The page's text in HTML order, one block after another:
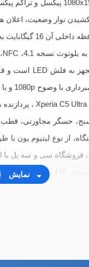
فروشگاه سی و سه پل
، کابل، شارژر،
نمایش